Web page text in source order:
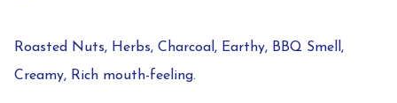
Roasted Nuts, Herbs, Charcoal, Earthy, BBQ Smell,
Creamy, Rich mouth-feeling.